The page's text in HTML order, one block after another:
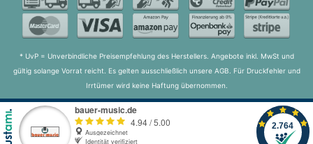
* UvP = Unverbindliche Preisempfehlung des Herstellers. Angebote inkl. MwSt und
gültig solange Vorrat reicht. Es gelten ausschließlich unsere AGB. Für Druckfehler und
Irrtümer wird keine Haftung übernommen.